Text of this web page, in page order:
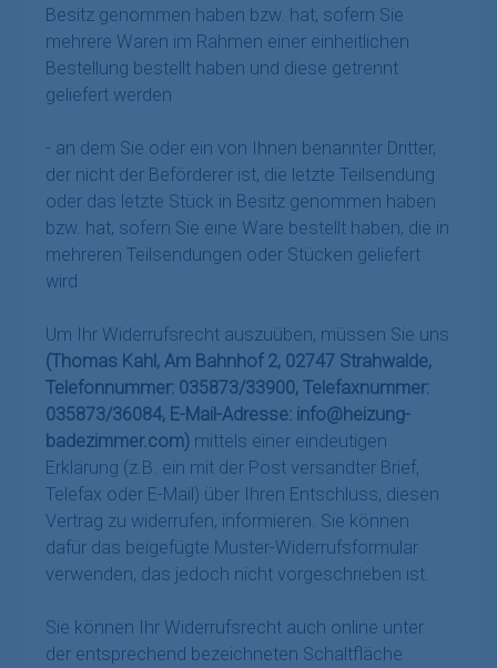
Besitz genommen haben bzw. hat, sofern Sie
mehrere Waren im Rahmen einer einheitlichen
Bestellung bestellt haben und diese getrennt
geliefert werden
- an dem Sie oder ein von Ihnen benannter Dritter,
der nicht der Beförderer ist, die letzte Teilsendung
oder das letzte Stück in Besitz genommen haben
bzw. hat, sofern Sie eine Ware bestellt haben, die in
mehreren Teilsendungen oder Stücken geliefert
wird
Um Ihr Widerrufsrecht auszuüben, müssen Sie uns
(Thomas Kahl, Am Bahnhof 2, 02747 Strahwalde,
Telefonnummer: 035873/33900, Telefaxnummer:
035873/36084, E-Mail-Adresse: info@heizung-
badezimmer.com) mittels einer eindeutigen
Erklärung (z.B. ein mit der Post versandter Brief,
Telefax oder E-Mail) über Ihren Entschluss, diesen
Vertrag zu widerrufen, informieren. Sie können
dafür das beigefügte Muster-Widerrufsformular
verwenden, das jedoch nicht vorgeschrieben ist.
Sie können Ihr Widerrufsrecht auch online unter
der entsprechend bezeichneten Schaltfläche